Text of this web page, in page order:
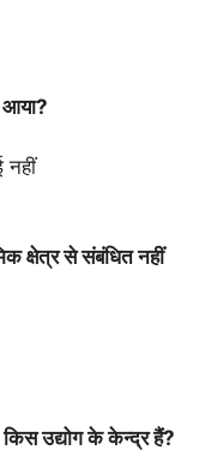
आया?
नहीं
क्षेत्र से संबंधित नहीं
उद्योग के केन्द्र हैं?